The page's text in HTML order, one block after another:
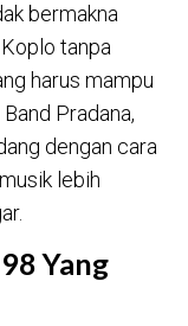
bermakna
tanpa
harus mampu
Pradana,
dengan cara
lebih
Yang